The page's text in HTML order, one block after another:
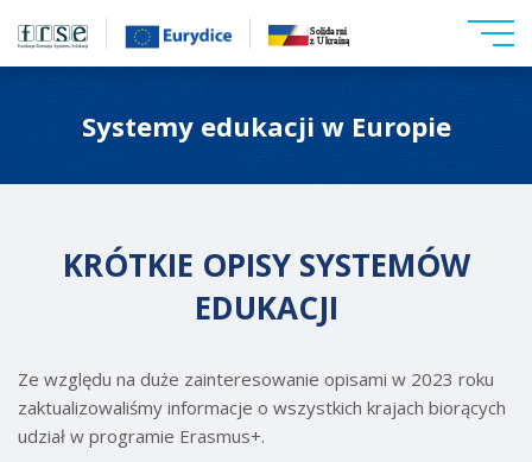
Systemy edukacji w Europie
KRÓTKIE OPISY SYSTEMÓW
EDUKACJI
Ze względu na duże zainteresowanie opisami w 2023 roku
zaktualizowaliśmy informacje o wszystkich krajach biorących
udział w programie Erasmus+.